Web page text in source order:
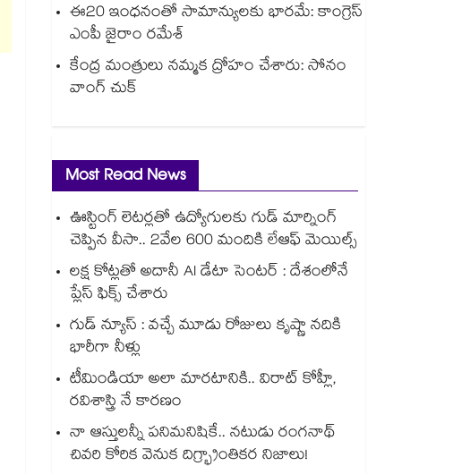
ఈ20 ఇంధనంతో సామాన్యులకు భారమే: కాంగ్రెస్
ఎంపీ జైరాం రమేశ్
కేంద్ర మంత్రులు నమ్మక ద్రోహం చేశారు: సోనం
వాంగ్ చుక్
Most Read News
ఊస్టింగ్ లెటర్లతో ఉద్యోగులకు గుడ్ మార్నింగ్
చెప్పిన వీసా.. 2వేల 600 మందికి లేఆఫ్ మెయిల్స్
లక్ష కోట్లతో అదానీ AI డేటా సెంటర్ : దేశంలోనే
ప్లేస్ ఫిక్స్ చేశారు
గుడ్ న్యూస్ : వచ్చే మూడు రోజులు కృష్ణా నదికి
భారీగా నీళ్లు
టీమిండియా అలా మారటానికి.. విరాట్ కోహ్లీ,
రవిశాస్త్రి నే కారణం
నా ఆస్తులన్నీ పనిమనిషికే.. నటుడు రంగనాథ్
చివరి కోరిక వెనుక దిగ్భ్రాంతికర నిజాలు!